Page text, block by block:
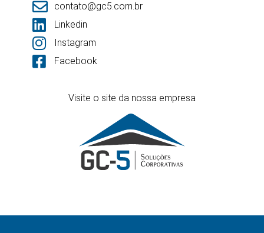
contato@gc5.com.br
Linkedin
Instagram
Facebook
Visite o site da nossa empresa